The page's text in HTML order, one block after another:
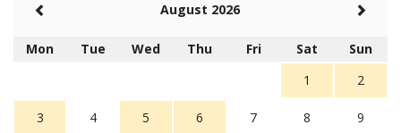
August 2026
Mon Tue Wed Thu Fri Sat
Sun
1
2
3 4 5 6 7 8 9